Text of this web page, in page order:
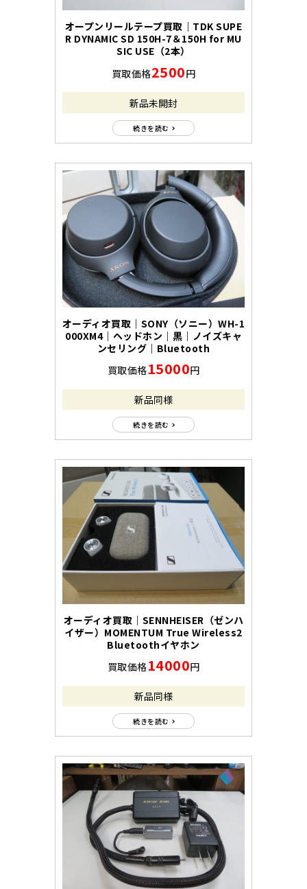
オープンリールテープ買取｜TDK SUPE
R DYNAMIC SD 150H-7＆150H for MU
SIC USE（2本）
買取価格2500円
新品未開封
続きを読む
オーディオ買取｜SONY（ソニー）WH-1
000XM4｜ヘッドホン｜黒｜ノイズキャ
ンセリング｜Bluetooth
買取価格15000円
新品同様
続きを読む
オーディオ買取｜SENNHEISER（ゼンハ
イザー）MOMENTUM True Wireless2
Bluetoothイヤホン
買取価格14000円
新品同様
続きを読む